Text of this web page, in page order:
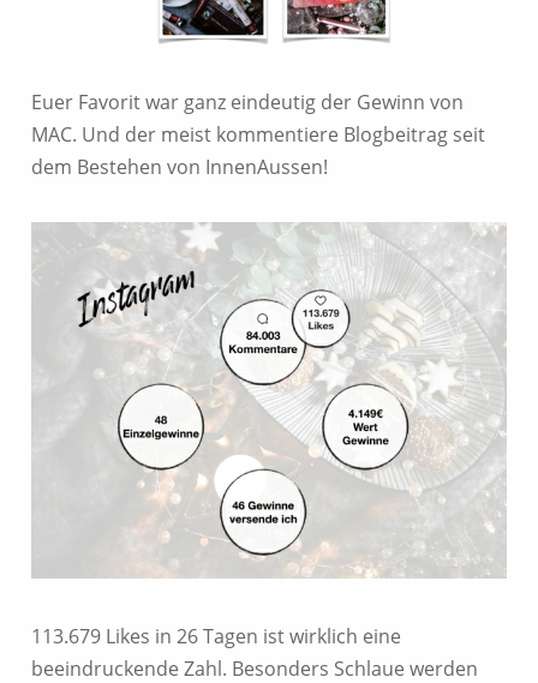
Euer Favorit war ganz eindeutig der Gewinn von
MAC. Und der meist kommentiere Blogbeitrag seit
dem Bestehen von InnenAussen!
113.679 Likes in 26 Tagen ist wirklich eine
beeindruckende Zahl. Besonders Schlaue werden